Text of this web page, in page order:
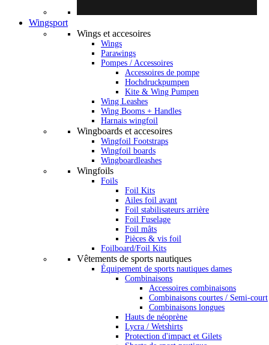
Wingsport
Wings et accesoires
Wings
Parawings
Pompes / Accessoires
Accessoires de pompe
Hochdruckpumpen
Kite & Wing Pumpen
Wing Leashes
Wing Booms + Handles
Harnais wingfoil
Wingboards et accesoires
Wingfoil Footstraps
Wingfoil boards
Wingboardleashes
Wingfoils
Foils
Foil Kits
Ailes foil avant
Foil stabilisateurs arrière
Foil Fuselage
Foil mâts
Pièces & vis foil
Foilboard/Foil Kits
Vêtements de sports nautiques
Équipement de sports nautiques dames
Combinaisons
Accessoires combinaisons
Combinaisons courtes / Semi-court
Combinaisons longues
Hauts de néoprène
Lycra / Wetshirts
Protection d'impact et Gilets